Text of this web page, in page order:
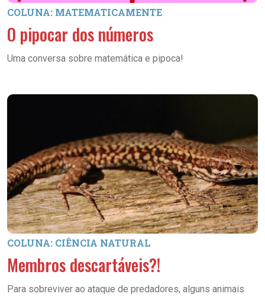
COLUNA: MATEMATICAMENTE
O pipocar dos números
Uma conversa sobre matemática e pipoca!
COLUNA: CIÊNCIA NATURAL
Membros descartáveis?!
Para sobreviver ao ataque de predadores, alguns animais